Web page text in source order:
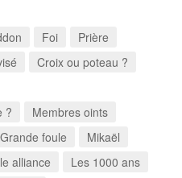
Foi
Prière
Croix ou poteau ?
?
Membres oints
Grande foule
Mikaël
alliance
Les 1000 ans